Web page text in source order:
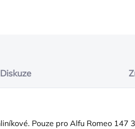
Diskuze
Pouze pro Alfu Romeo 147 3